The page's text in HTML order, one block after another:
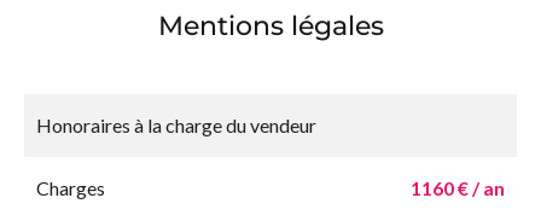
Mentions légales
Honoraires à la charge du vendeur
Charges 1160 € / an